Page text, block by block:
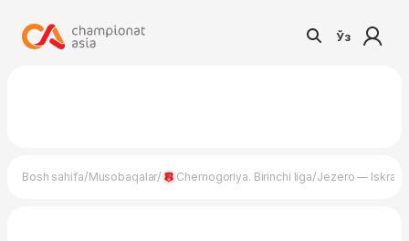
Ўз
Bosh sahifa/Musobaqalar/ Chernogoriya. Birinchi liga/Jezero — Iskra